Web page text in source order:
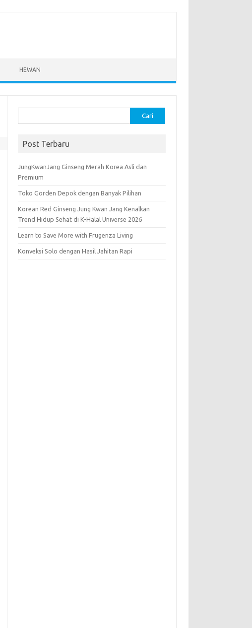
HEWAN
untuk:
Post Terbaru
JungKwanJang Ginseng Merah Korea Asli dan
Premium
Toko Gorden Depok dengan Banyak Pilihan
Korean Red Ginseng Jung Kwan Jang Kenalkan
Trend Hidup Sehat di K-Halal Universe 2026
Learn to Save More with Frugenza Living
Konveksi Solo dengan Hasil Jahitan Rapi